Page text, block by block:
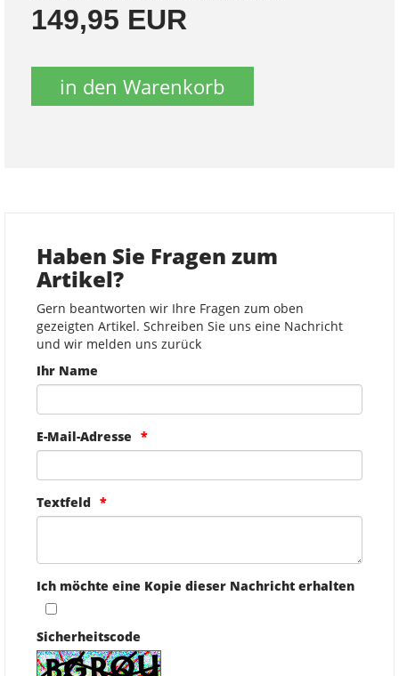
149,95 EUR
in den Warenkorb
Haben Sie Fragen zum
Artikel?
Gern beantworten wir Ihre Fragen zum oben
gezeigten Artikel. Schreiben Sie uns eine Nachricht
und wir melden uns zurück
Ihr Name
E-Mail-Adresse
Textfeld
Ich möchte eine Kopie dieser Nachricht erhalten
Sicherheitscode